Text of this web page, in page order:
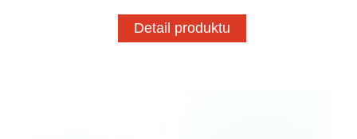
Detail produktu